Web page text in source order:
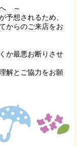
へ ～
予想されるため、
からのご来店をお
か最悪お断りさせ
解とご協力をお願